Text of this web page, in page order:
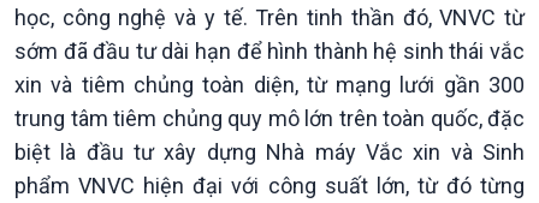
học, công nghệ và y tế. Trên tinh thần đó, VNVC từ
sớm đã đầu tư dài hạn để hình thành hệ sinh thái vắc
xin và tiêm chủng toàn diện, từ mạng lưới gần 300
trung tâm tiêm chủng quy mô lớn trên toàn quốc, đặc
biệt là đầu tư xây dựng Nhà máy Vắc xin và Sinh
phẩm VNVC hiện đại với công suất lớn, từ đó từng